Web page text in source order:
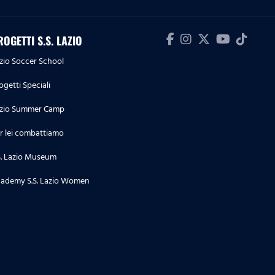
09.05.26
Highlights Serie A Enilive | Lazio-
S.S. LAZIO
Soccer School
Speciali
Summer Camp
lei combattiamo
Lazio Museum
S.S. Lazio Women